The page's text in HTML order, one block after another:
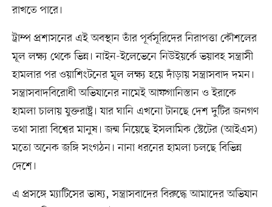
রাখতে পারে।
ট্রাম্প প্রশাসনের এই অবস্থান তাঁর পূর্বসূরিদের নিরাপত্তা কৌশলের
মূল লক্ষ্য থেকে ভিন্ন। নাইন-ইলেভেনে নিউইয়র্কে ভয়াবহ সন্ত্রাসী
হামলার পর ওয়াশিংটনের মূল লক্ষ্য হয়ে দাঁড়ায় সন্ত্রাসবাদ দমন।
সন্ত্রাসবাদবিরোধী অভিযানের নামেই আফগানিস্তান ও ইরাকে
হামলা চালায় যুক্তরাষ্ট্র। যার ঘানি এখনো টানছে দেশ দুটির জনগণ
তথা সারা বিশ্বের মানুষ। জন্ম নিয়েছে ইসলামিক স্টেটের (আইএস)
মতো অনেক জঙ্গি সংগঠন। নানা ধরনের হামলা চলছে বিভিন্ন
দেশে।
এ প্রসঙ্গে ম্যাটিসের ভাষ্য, সন্ত্রাসবাদের বিরুদ্ধে আমাদের অভিযান